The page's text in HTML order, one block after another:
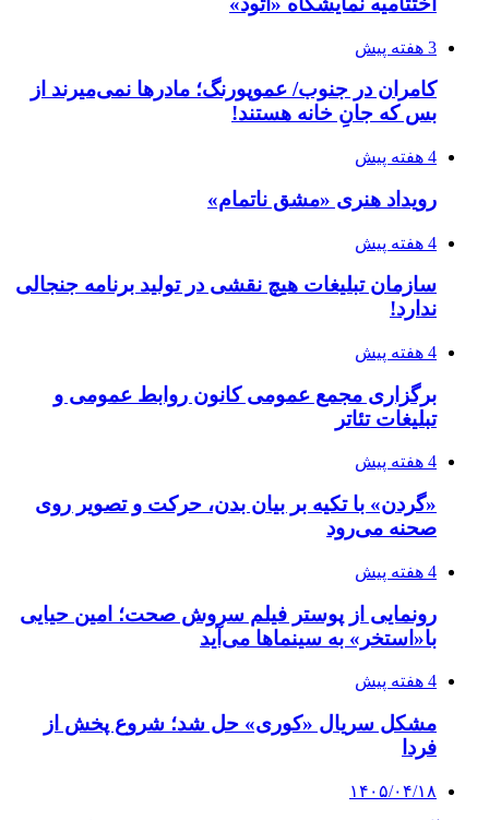
3 هفته پیش
کامران در جنوب/ عموپورنگ؛ مادرها نمی‌میرند از
بس که جانِ خانه هستند!
4 هفته پیش
رویداد هنری «مشق ناتمام»
4 هفته پیش
سازمان تبلیغات هیچ نقشی در تولید برنامه جنجالی
ندارد!
4 هفته پیش
برگزاری مجمع عمومی کانون روابط عمومی و
تبلیغات تئاتر
4 هفته پیش
«گردن» با تکیه بر بیان بدن، حرکت و تصویر روی
صحنه می‌رود
4 هفته پیش
رونمایی از پوستر فیلم سروش صحت؛ امین حیایی
با«استخر» به سینماها می‌آید
4 هفته پیش
مشکل سریال «کوری» حل شد؛ شروع پخش از
فردا
۱۴۰۵/۰۴/۱۸